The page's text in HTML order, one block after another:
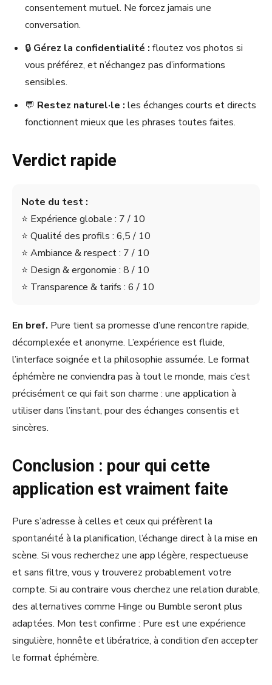
consentement mutuel. Ne forcez jamais une
conversation.
🔒 Gérez la confidentialité : floutez vos photos si
vous préférez, et n’échangez pas d’informations
sensibles.
💬 Restez naturel·le : les échanges courts et directs
fonctionnent mieux que les phrases toutes faites.
Verdict rapide
Note du test :
⭐ Expérience globale : 7 / 10
⭐ Qualité des profils : 6,5 / 10
⭐ Ambiance & respect : 7 / 10
⭐ Design & ergonomie : 8 / 10
⭐ Transparence & tarifs : 6 / 10
En bref. Pure tient sa promesse d’une rencontre rapide,
décomplexée et anonyme. L’expérience est fluide,
l’interface soignée et la philosophie assumée. Le format
éphémère ne conviendra pas à tout le monde, mais c’est
précisément ce qui fait son charme : une application à
utiliser dans l’instant, pour des échanges consentis et
sincères.
Conclusion : pour qui cette
application est vraiment faite
Pure s’adresse à celles et ceux qui préfèrent la
spontanéité à la planification, l’échange direct à la mise en
scène. Si vous recherchez une app légère, respectueuse
et sans filtre, vous y trouverez probablement votre
compte. Si au contraire vous cherchez une relation durable,
des alternatives comme Hinge ou Bumble seront plus
adaptées. Mon test confirme : Pure est une expérience
singulière, honnête et libératrice, à condition d’en accepter
le format éphémère.